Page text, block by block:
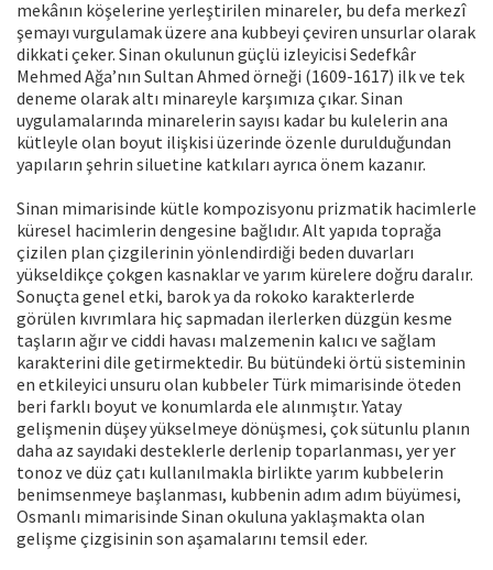
mekânın köşelerine yerleştirilen minareler, bu defa merkezî
şemayı vurgulamak üzere ana kubbeyi çeviren unsurlar olarak
dikkati çeker. Sinan okulunun güçlü izleyicisi Sedefkâr
Mehmed Ağa’nın Sultan Ahmed örneği (1609-1617) ilk ve tek
deneme olarak altı minareyle karşımıza çıkar. Sinan
uygulamalarında minarelerin sayısı kadar bu kulelerin ana
kütleyle olan boyut ilişkisi üzerinde özenle durulduğundan
yapıların şehrin siluetine katkıları ayrıca önem kazanır.
Sinan mimarisinde kütle kompozisyonu prizmatik hacimlerle
küresel hacimlerin dengesine bağlıdır. Alt yapıda toprağa
çizilen plan çizgilerinin yönlendirdiği beden duvarları
yükseldikçe çokgen kasnaklar ve yarım kürelere doğru daralır.
Sonuçta genel etki, barok ya da rokoko karakterlerde
görülen kıvrımlara hiç sapmadan ilerlerken düzgün kesme
taşların ağır ve ciddi havası malzemenin kalıcı ve sağlam
karakterini dile getirmektedir. Bu bütündeki örtü sisteminin
en etkileyici unsuru olan kubbeler Türk mimarisinde öteden
beri farklı boyut ve konumlarda ele alınmıştır. Yatay
gelişmenin düşey yükselmeye dönüşmesi, çok sütunlu planın
daha az sayıdaki desteklerle derlenip toparlanması, yer yer
tonoz ve düz çatı kullanılmakla birlikte yarım kubbelerin
benimsenmeye başlanması, kubbenin adım adım büyümesi,
Osmanlı mimarisinde Sinan okuluna yaklaşmakta olan
gelişme çizgisinin son aşamalarını temsil eder.